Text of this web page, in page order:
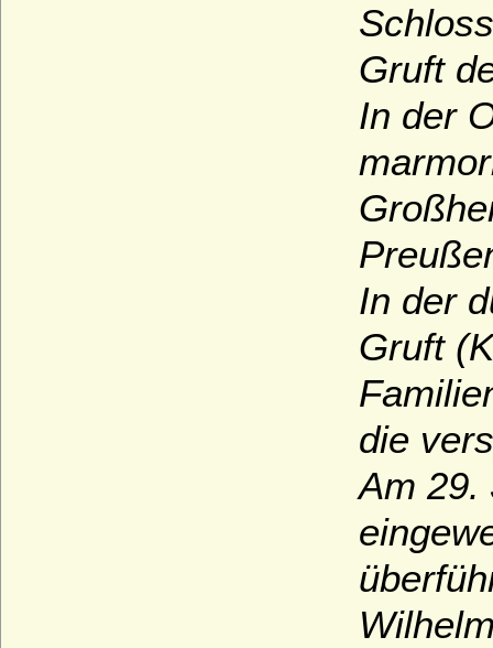
Gruft
In der
In der
Gruft
die
Am 29.